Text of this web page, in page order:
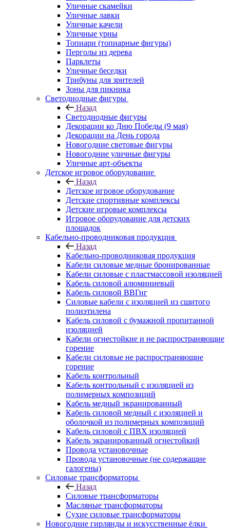
Уличные скамейки
Уличные лавки
Уличные качели
Уличные урны
Топиари (топиарные фигуры)
Перголы из дерева
Парклеты
Уличные беседки
Трибуны для зрителей
Зоны для пикника
Светодиодные фигуры
Назад
Светодиодные фигуры
Декорации ко Дню Победы (9 мая)
Декорации на День города
Новогодние световые фигуры
Новогодние уличные фигуры
Уличные арт-объекты
Детское игровое оборудование
Назад
Детское игровое оборудование
Детские спортивные комплексы
Детские игровые комплексы
Игровое оборудование для детских
площадок
Кабельно-проводниковая продукция
Назад
Кабельно-проводниковая продукция
Кабели силовые медные бронированные
Кабели силовые с пластмассовой изоляцией
Кабель силовой алюминиевый
Кабель силовой ВВГнг
Силовые кабели с изоляцией из сшитого
полиэтилена
Кабель силовой с бумажной пропитанной
изоляцией
Кабели огнестойкие и не распространяющие
горение
Кабели силовые не распространяющие
горение
Кабель контрольный
Кабель контрольный с изоляцией из
полимерных композиций
Кабель медный экранированный
Кабель силовой медный с изоляцией и
оболочкой из полимерных композиций
Кабель силовой с ПВХ изоляцией
Кабель экранированный огнестойкий
Провода установочные
Провода установочные (не содержащие
галогены)
Силовые трансформаторы
Назад
Силовые трансформаторы
Масляные трансформаторы
Сухие силовые трансформаторы
Новогодние гирлянды и искусственные ёлки